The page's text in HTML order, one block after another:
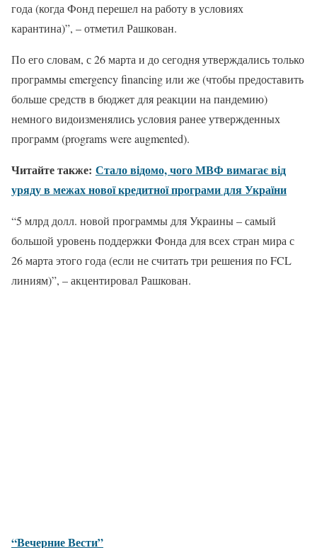
года (когда Фонд перешел на работу в условиях
карантина)”, – отметил Рашкован.
По его словам, с 26 марта и до сегодня утверждались только
программы emergency financing или же (чтобы предоставить
больше средств в бюджет для реакции на пандемию)
немного видоизменялись условия ранее утвержденных
программ (programs were augmented).
Читайте также: Стало відомо, чого МВФ вимагає від
уряду в межах нової кредитної програми для України
“5 млрд долл. новой программы для Украины – самый
большой уровень поддержки Фонда для всех стран мира с
26 марта этого года (если не считать три решения по FCL
линиям)”, – акцентировал Рашкован.
“Вечерние Вести”